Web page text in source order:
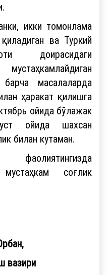
икки томонлама
ва Туркий
доирасидаги
масалаларда
ҳаракат қилишга
ойида бўлажак
ойида шахсан
билан кутаман.
соғлик
вазири